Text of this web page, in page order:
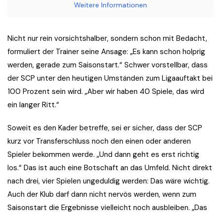
Weitere Informationen
Nicht nur rein vorsichtshalber, sondern schon mit Bedacht,
formuliert der Trainer seine Ansage: „Es kann schon holprig
werden, gerade zum Saisonstart.“ Schwer vorstellbar, dass
der SCP unter den heutigen Umständen zum Ligaauftakt bei
100 Prozent sein wird. „Aber wir haben 40 Spiele, das wird
ein langer Ritt.“
Soweit es den Kader betreffe, sei er sicher, dass der SCP
kurz vor Transferschluss noch den einen oder anderen
Spieler bekommen werde. „Und dann geht es erst richtig
los.“ Das ist auch eine Botschaft an das Umfeld. Nicht direkt
nach drei, vier Spielen ungeduldig werden: Das wäre wichtig.
Auch der Klub darf dann nicht nervös werden, wenn zum
Saisonstart die Ergebnisse vielleicht noch ausbleiben. „Das